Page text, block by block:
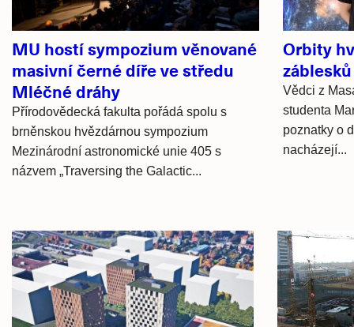
MU hostí sympozium věnované
masivní černé díře ve středu
Mléčné dráhy
Přírodovědecká fakulta pořádá spolu s
brněnskou hvězdárnou sympozium
Mezinárodní astronomické unie 405 s
názvem „Traversing the Galactic...
Orbity
Vědci z
studenta
poznatky o
nacházejí...
Hlavní
novinky